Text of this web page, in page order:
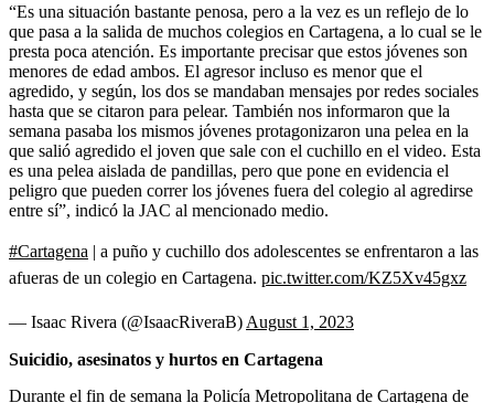
“Es una situación bastante penosa, pero a la vez es un reflejo de lo
que pasa a la salida de muchos colegios en Cartagena, a lo cual se le
presta poca atención. Es importante precisar que estos jóvenes son
menores de edad ambos. El agresor incluso es menor que el
agredido, y según, los dos se mandaban mensajes por redes sociales
hasta que se citaron para pelear. También nos informaron que la
semana pasaba los mismos jóvenes protagonizaron una pelea en la
que salió agredido el joven que sale con el cuchillo en el video. Esta
es una pelea aislada de pandillas, pero que pone en evidencia el
peligro que pueden correr los jóvenes fuera del colegio al agredirse
entre sí”, indicó la JAC al mencionado medio.
#Cartagena | a puño y cuchillo dos adolescentes se enfrentaron a las
afueras de un colegio en Cartagena. pic.twitter.com/KZ5Xv45gxz
— Isaac Rivera (@IsaacRiveraB) August 1, 2023
Suicidio, asesinatos y hurtos en Cartagena
Durante el fin de semana la Policía Metropolitana de Cartagena de